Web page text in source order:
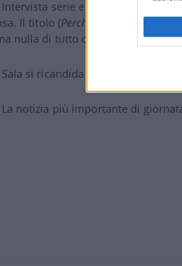
Intervista serie e rigorosa al
Il titolo (Perché dico no allo
nulla di tutto ciò.
Sala si ricandida e intervista
La notizia più importante di